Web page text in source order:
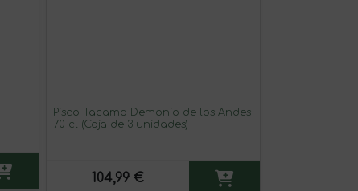
Pisco Tacama Demonio de los Andes
70 cl (Caja de 3 unidades)
104,99 €